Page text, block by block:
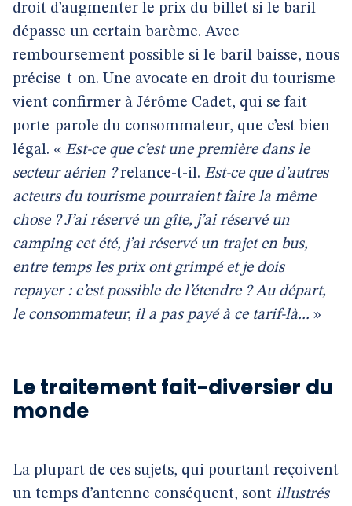
droit d’augmenter le prix du billet si le baril
dépasse un certain barème. Avec
remboursement possible si le baril baisse, nous
précise-t-on. Une avocate en droit du tourisme
vient confirmer à Jérôme Cadet, qui se fait
porte-parole du consommateur, que c’est bien
légal. « Est-ce que c’est une première dans le
secteur aérien ?relance-t-il. Est-ce que d’autres
acteurs du tourisme pourraient faire la même
chose ? J’ai réservé un gîte, j’ai réservé un
camping cet été, j’ai réservé un trajet en bus,
entre temps les prix ont grimpé et je dois
repayer : c’est possible de l’étendre ? Au départ,
le consommateur, il a pas payé à ce tarif-là... »
Le traitement fait-diversier du
monde
La plupart de ces sujets, qui pourtant reçoivent
un temps d’antenne conséquent, sont illustrés